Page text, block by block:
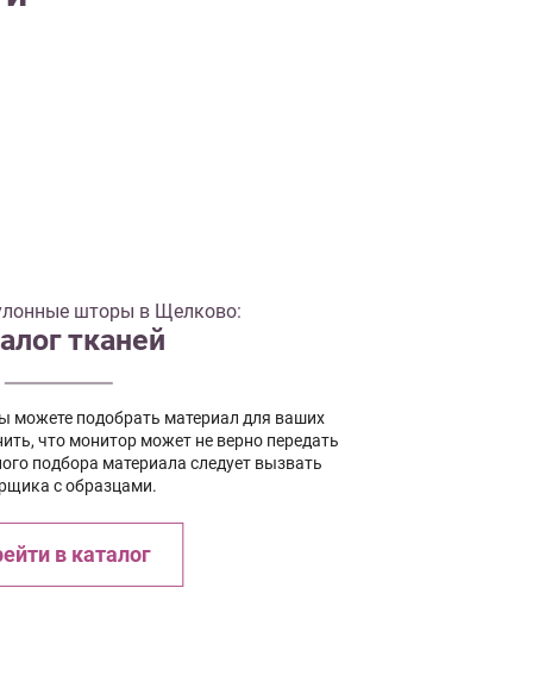
шторы в Щелково:
тканей
можете подобрать материал для ваших
что монитор может не верно передать
подбора материала следует вызвать
с образцами.
в каталог